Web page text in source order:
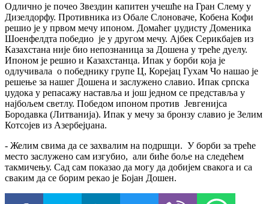
Одлично је почео Звездин капитен учешће на Гран Слему у
Дизелдорфу. Противника из Обале Слоноваче, Кобена Кофи
решио је у првом мечу ипоном. Домаћег џудисту Доменика
Шоенфелдта победио је у другом мечу. Ајбек Серикбајев из
Казахстана није био непознаница за Дошена у треће дуелу.
Ипоном је решио и Казахстанца. Ипак у борби која је
одлучивала о победнику групе Ц, Корејац Гухам Чо нашао је
решење за нашег Дошена и заслужено славио. Ипак српска
џудока у репасажу наставља и још једном се представља у
најбољем светлу. Победом ипоном против Јевгенијса
Бородавка (Литванија). Ипак у мечу за бронзу славио је Зелим
Котсојев из Азербејџана.
- Желим свима да се захвалим на подршци. У борби за треће
место заслужено сам изгубио, али биће боље на следећем
такмичењу. Сад сам показао да могу да добијем свакога и са
сваким да се борим рекао је Бојан Дошен.